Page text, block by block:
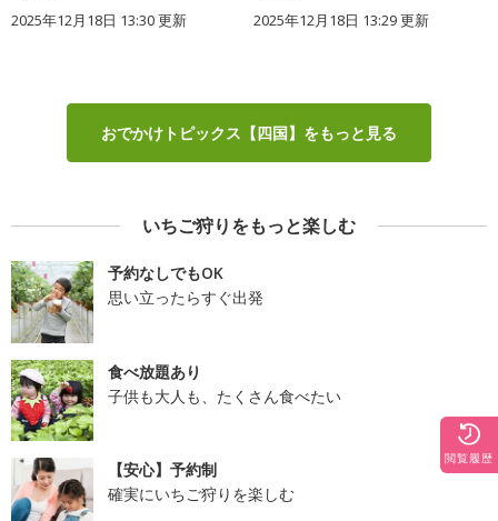
2025年12月18日 13:30 更新 2025年12月18日 13:29 更新
おでかけトピックス【四国】をもっと見る
いちご狩りをもっと楽しむ
予約なしでもOK
思い立ったらすぐ出発
食べ放題あり
子供も大人も、たくさん食べたい
【安心】予約制
確実にいちご狩りを楽しむ
閲覧履歴